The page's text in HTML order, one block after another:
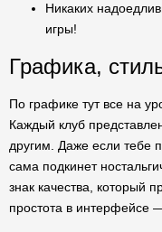
Никаких
игры!
Графика,
По графике тут все на
Каждый клуб
другим. Даже если тебе
сама подкинет
знак качества, который
простота в